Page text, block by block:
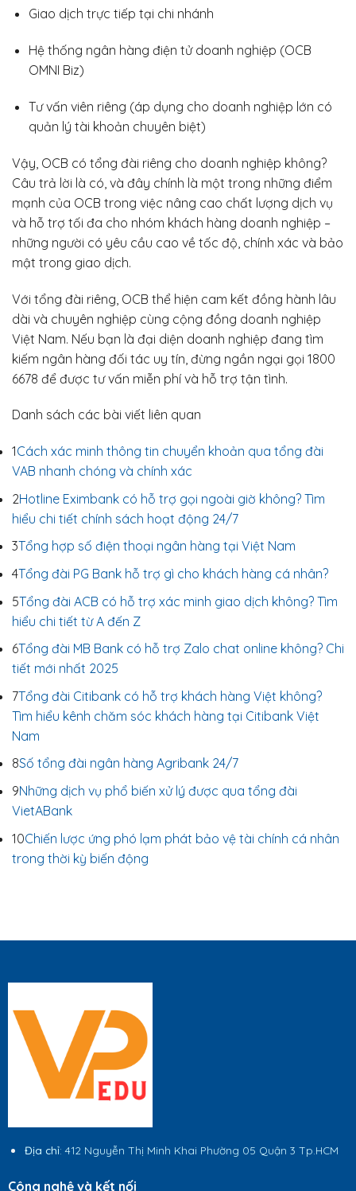
Giao dịch trực tiếp tại chi nhánh
Hệ thống ngân hàng điện tử doanh nghiệp (OCB
OMNI Biz)
Tư vấn viên riêng (áp dụng cho doanh nghiệp lớn có
quản lý tài khoản chuyên biệt)
Vậy, OCB có tổng đài riêng cho doanh nghiệp không?
Câu trả lời là có, và đây chính là một trong những điểm
mạnh của OCB trong việc nâng cao chất lượng dịch vụ
và hỗ trợ tối đa cho nhóm khách hàng doanh nghiệp –
những người có yêu cầu cao về tốc độ, chính xác và bảo
mật trong giao dịch.
Với tổng đài riêng, OCB thể hiện cam kết đồng hành lâu
dài và chuyên nghiệp cùng cộng đồng doanh nghiệp
Việt Nam. Nếu bạn là đại diện doanh nghiệp đang tìm
kiếm ngân hàng đối tác uy tín, đừng ngần ngại gọi 1800
6678 để được tư vấn miễn phí và hỗ trợ tận tình.
Danh sách các bài viết liên quan
1Cách xác minh thông tin chuyển khoản qua tổng đài
VAB nhanh chóng và chính xác
2Hotline Eximbank có hỗ trợ gọi ngoài giờ không? Tìm
hiểu chi tiết chính sách hoạt động 24/7
3Tổng hợp số điện thoại ngân hàng tại Việt Nam
4Tổng đài PG Bank hỗ trợ gì cho khách hàng cá nhân?
5Tổng đài ACB có hỗ trợ xác minh giao dịch không? Tìm
hiểu chi tiết từ A đến Z
6Tổng đài MB Bank có hỗ trợ Zalo chat online không? Chi
tiết mới nhất 2025
7Tổng đài Citibank có hỗ trợ khách hàng Việt không?
Tìm hiểu kênh chăm sóc khách hàng tại Citibank Việt
Nam
8Số tổng đài ngân hàng Agribank 24/7
9Những dịch vụ phổ biến xử lý được qua tổng đài
VietABank
10Chiến lược ứng phó lạm phát bảo vệ tài chính cá nhân
trong thời kỳ biến động
Địa chỉ: 412 Nguyễn Thị Minh Khai Phường 05 Quận 3 Tp.HCM
Công nghệ và kết nối